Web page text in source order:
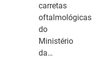
carretas
oftalmológicas
do
Ministério
da…